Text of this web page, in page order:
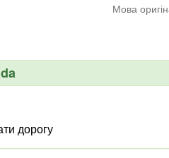
Мова
дорогу